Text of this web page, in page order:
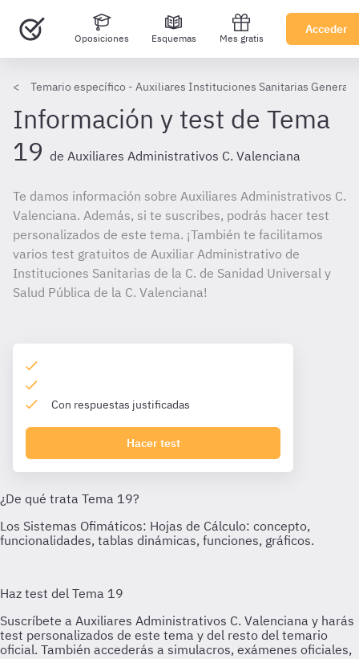
Oposiciones Esquemas Mes gratis
Acceder
Temario específico - Auxiliares Instituciones Sanitarias
Información y test de Tema
19 de Auxiliares Administrativos C. Valenciana
Te damos información sobre Auxiliares Administrativos C.
Valenciana. Además, si te suscribes, podrás hacer test
personalizados de este tema. ¡También te facilitamos
varios test gratuitos de Auxiliar Administrativo de
Instituciones Sanitarias de la C. de Sanidad Universal y
Salud Pública de la C. Valenciana!
Con respuestas justificadas
Hacer test